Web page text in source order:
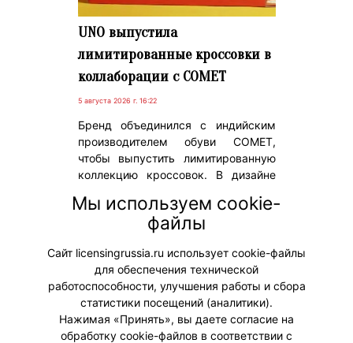
UNO выпустила
лимитированные кроссовки в
коллаборации с COMET
5 августа 2026 г. 16:22
Бренд объединился с индийским
производителем обуви COMET,
чтобы выпустить лимитированную
коллекцию кроссовок. В дизайне
пасхалок, а в комплект добавили
набор переводных наклеек,
обувь.
Мы используем cookie-
файлы
Сайт licensingrussia.ru использует cookie-файлы
для обеспечения технической
работоспособности, улучшения работы и сбора
статистики посещений (аналитики).
Нажимая «Принять», вы даете согласие на
обработку cookie-файлов в соответствии с